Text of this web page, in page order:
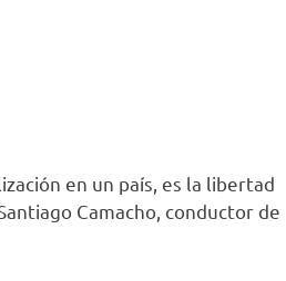
en un país, es la libertad
Camacho, conductor de